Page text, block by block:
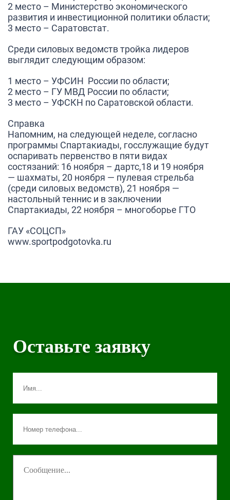
2 место – Министерство экономического
развития и инвестиционной политики области;
3 место – Саратовстат.
Среди силовых ведомств тройка лидеров
выглядит следующим образом:
1 место – УФСИН России по области;
2 место – ГУ МВД России по области;
3 место – УФСКН по Саратовской области.
Справка
Напомним, на следующей неделе, согласно
программы Спартакиады, госслужащие будут
оспаривать первенство в пяти видах
состязаний: 16 ноября – дартс,18 и 19 ноября
— шахматы, 20 ноября — пулевая стрельба
(среди силовых ведомств), 21 ноября —
настольный теннис и в заключении
Спартакиады, 22 ноября – многоборье ГТО
ГАУ «СОЦСП»
www.sportpodgotovka.ru
Оставьте заявку